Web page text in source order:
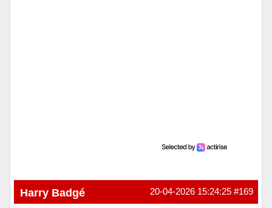
#169
20-04-2026 15:24:25
Harry Badgé